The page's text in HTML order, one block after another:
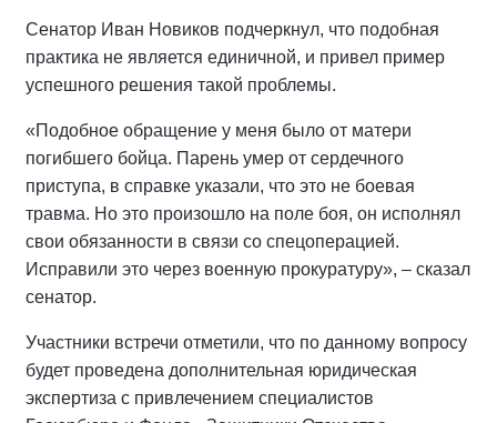
Сенатор Иван Новиков подчеркнул, что подобная
практика не является единичной, и привел пример
успешного решения такой проблемы.
«Подобное обращение у меня было от матери
погибшего бойца. Парень умер от сердечного
приступа, в справке указали, что это не боевая
травма. Но это произошло на поле боя, он исполнял
свои обязанности в связи со спецоперацией.
Исправили это через военную прокуратуру», – сказал
сенатор.
Участники встречи отметили, что по данному вопросу
будет проведена дополнительная юридическая
экспертиза с привлечением специалистов